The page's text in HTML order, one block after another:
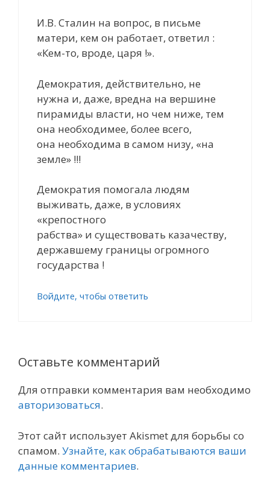
И.В. Сталин на вопрос, в письме
матери, кем он работает, ответил :
«Кем-то, вроде, царя !».
Демократия, действительно, не
нужна и, даже, вредна на вершине
пирамиды власти, но чем ниже, тем
она необходимее, более всего,
она необходима в самом низу, «на
земле» !!!
Демократия помогала людям
выживать, даже, в условиях
«крепостного
рабства» и существовать казачеству,
державшему границы огромного
государства !
Войдите, чтобы ответить
Оставьте комментарий
Для отправки комментария вам необходимо
авторизоваться.
Этот сайт использует Akismet для борьбы со
спамом. Узнайте, как обрабатываются ваши
данные комментариев.